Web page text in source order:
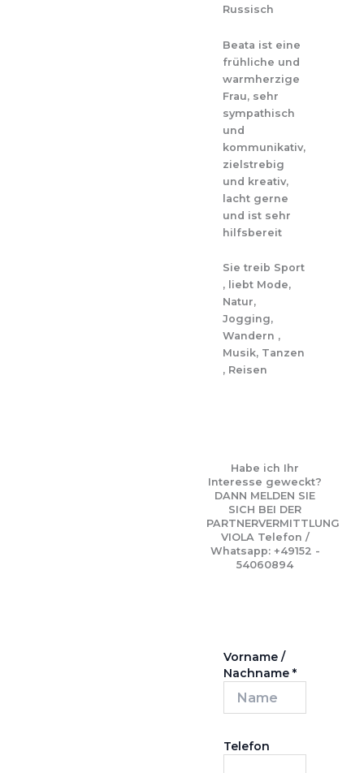
Russisch
Beata ist eine
frühliche und
warmherzige
Frau, sehr
sympathisch
und
kommunikativ,
zielstrebig
und kreativ,
lacht gerne
und ist sehr
hilfsbereit
Sie treib Sport
, liebt Mode,
Natur,
Jogging,
Wandern ,
Musik, Tanzen
, Reisen
Habe ich Ihr
Interesse geweckt?
DANN MELDEN SIE
SICH BEI DER
PARTNERVERMITTLUNG
VIOLA Telefon /
Whatsapp: +49152 -
54060894
Vorname /
Nachname *
Telefon